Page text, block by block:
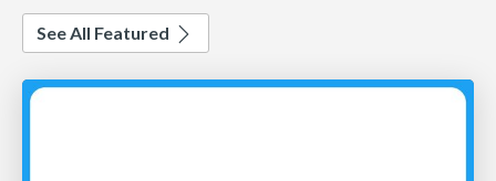
See All Featured